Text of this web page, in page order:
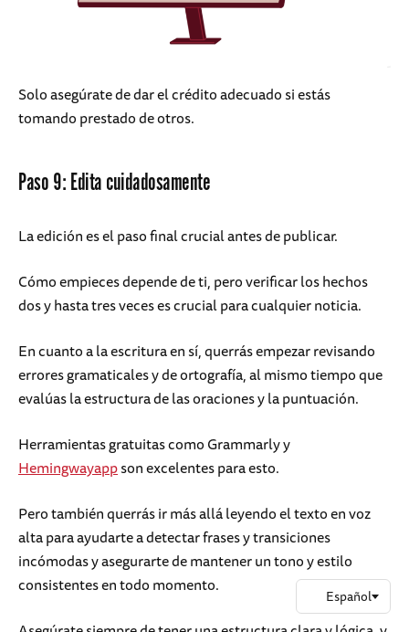
Solo asegúrate de dar el crédito adecuado si estás
tomando prestado de otros.
Paso 9: Edita cuidadosamente
La edición es el paso final crucial antes de publicar.
Cómo empieces depende de ti, pero verificar los hechos
dos y hasta tres veces es crucial para cualquier noticia.
En cuanto a la escritura en sí, querrás empezar revisando
errores gramaticales y de ortografía, al mismo tiempo que
evalúas la estructura de las oraciones y la puntuación.
Herramientas gratuitas como Grammarly y
Hemingwayappson excelentes para esto.
Pero también querrás ir más allá leyendo el texto en voz
alta para ayudarte a detectar frases y transiciones
incómodas y asegurarte de mantener un tono y estilo
consistentes en todo momento.